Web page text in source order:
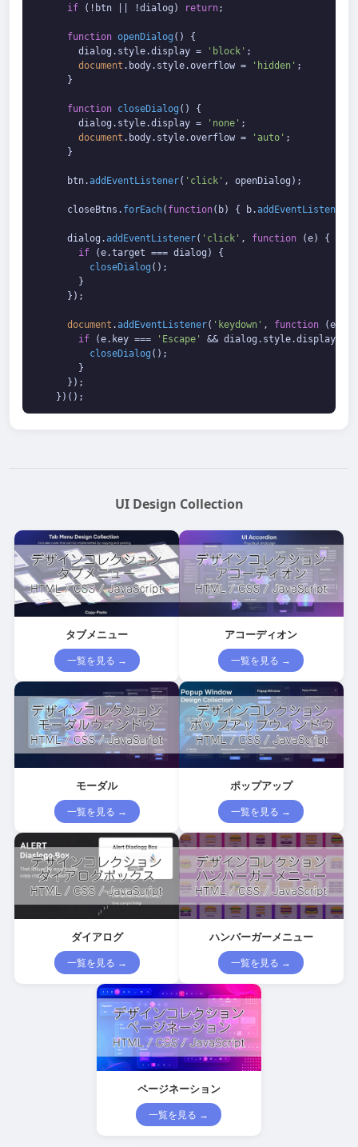
if (!btn || !dialog) return;
function openDialog ( ) {
        dialog.
style.display = 'block' ;
document . body. style.overflow = 'hidden' ;
      }
function closeDialog ( ) {
        dialog.
style.display = 'none' ;
document . body. style.overflow = 'auto' ;
      }
      btn.
addEventListener( 'click' , openDialog);
      closeBtns.
forEach( function( b) { b.addEventListener
      dialog.
addEventListener( 'click' , function (e) {
if (e.target === dialog) {
closeDialog ();
        }
      });
document .addEventListener( 'keydown' , function (e
if (e. key === 'Escape' && dialog. style.display
closeDialog ();
        }
      });
    })();
UI Design Collection
タブメニュー
一覧を見る →
アコーディオン
一覧を見る →
モーダル
一覧を見る →
ポップアップ
一覧を見る →
ダイアログ
一覧を見る →
ハンバーガーメニュー
一覧を見る →
ページネーション
一覧を見る →